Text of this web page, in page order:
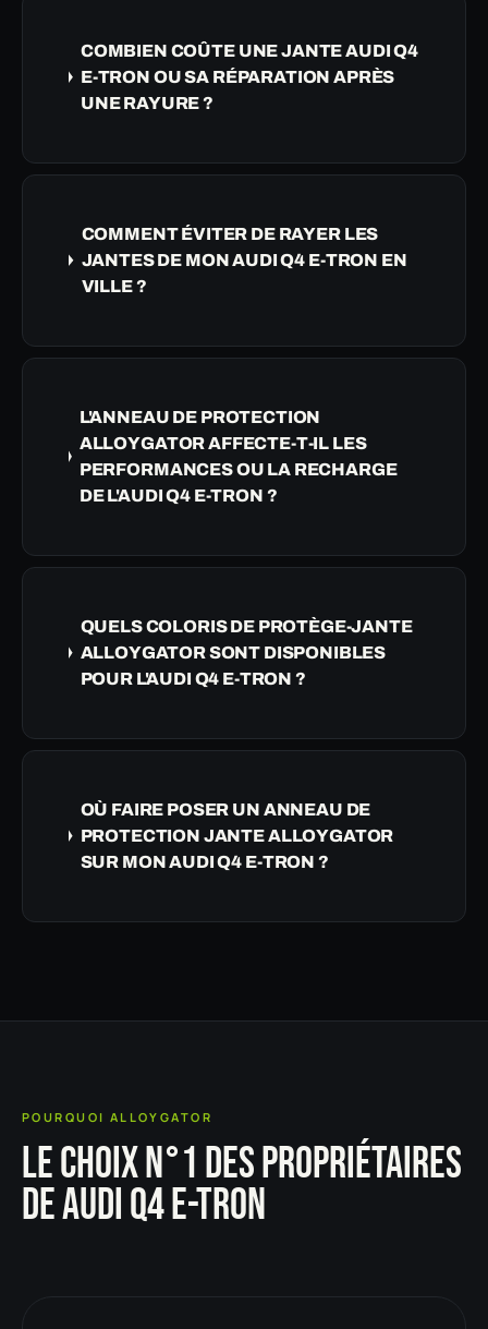
COMBIEN COÛTE UNE JANTE AUDI Q4
E-TRON OU SA RÉPARATION APRÈS
UNE RAYURE ?
COMMENT ÉVITER DE RAYER LES
JANTES DE MON AUDI Q4 E-TRON EN
VILLE ?
L'ANNEAU DE PROTECTION
ALLOYGATOR AFFECTE-T-IL LES
PERFORMANCES OU LA RECHARGE
DE L'AUDI Q4 E-TRON ?
QUELS COLORIS DE PROTÈGE-JANTE
ALLOYGATOR SONT DISPONIBLES
POUR L'AUDI Q4 E-TRON ?
OÙ FAIRE POSER UN ANNEAU DE
PROTECTION JANTE ALLOYGATOR
SUR MON AUDI Q4 E-TRON ?
POURQUOI ALLOYGATOR
LE CHOIX N°1 DES PROPRIÉTAIRES
DE AUDI Q4 E-TRON